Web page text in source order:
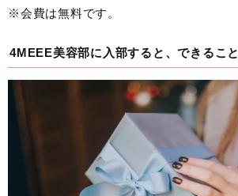
※会費は無料です。
4MEEE美容部に入部すると、できること